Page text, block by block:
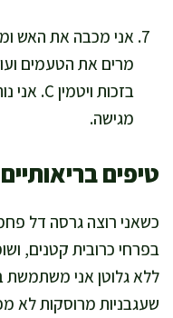
אני מכבה את האש
מרים את הטעמים
מגישה.
טיפים
כשאני רוצה גרסה דל
בפרחי כרובית קטנים,
ללא גלוטן אני משתמשת
שעגבניות מרוסקות לא